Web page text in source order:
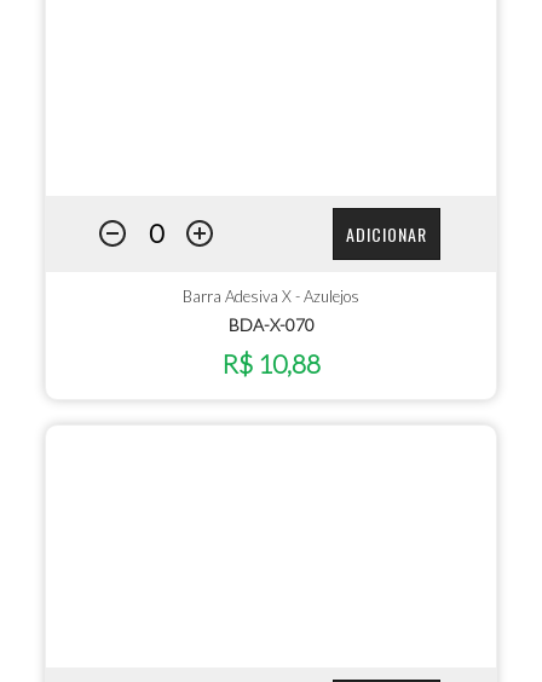
ADICIONAR
Barra Adesiva X - Azulejos
BDA-X-070
R$ 10,88